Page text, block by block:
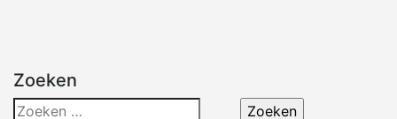
Zoeken
Zoeken